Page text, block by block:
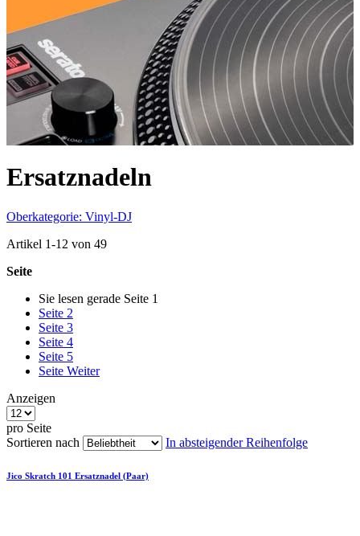
Ersatznadeln
Oberkategorie: Vinyl-DJ
Artikel 1-12 von 49
Seite
Sie lesen gerade Seite 1
Seite 2
Seite 3
Seite 4
Seite 5
Seite Weiter
Anzeigen
pro Seite
Sortieren nach
In absteigender Reihenfolge
Jico Skratch 101 Ersatznadel (Paar)